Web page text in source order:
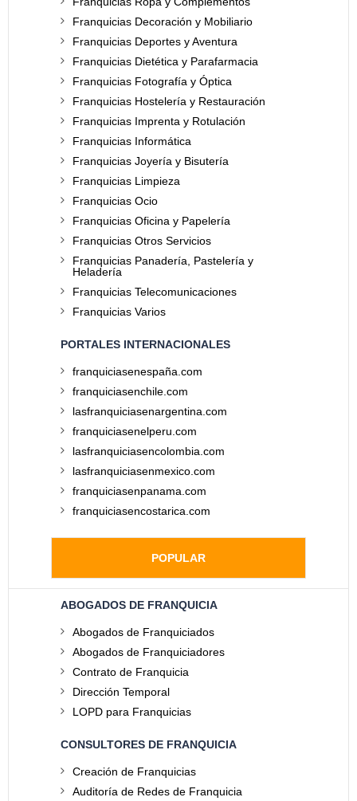
Franquicias Decoración y Mobiliario
Franquicias Deportes y Aventura
Franquicias Dietética y Parafarmacia
Franquicias Fotografía y Óptica
Franquicias Hostelería y Restauración
Franquicias Imprenta y Rotulación
Franquicias Informática
Franquicias Joyería y Bisutería
Franquicias Limpieza
Franquicias Ocio
Franquicias Oficina y Papelería
Franquicias Otros Servicios
Franquicias Panadería, Pastelería y
Heladería
Franquicias Telecomunicaciones
Franquicias Varios
PORTALES INTERNACIONALES
franquiciasenespaña.com
franquiciasenchile.com
lasfranquiciasenargentina.com
franquiciasenelperu.com
lasfranquiciasencolombia.com
lasfranquiciasenmexico.com
franquiciasenpanama.com
franquiciasencostarica.com
POPULAR
ABOGADOS DE FRANQUICIA
Abogados de Franquiciados
Abogados de Franquiciadores
Contrato de Franquicia
Dirección Temporal
LOPD para Franquicias
CONSULTORES DE FRANQUICIA
Creación de Franquicias
Auditoría de Redes de Franquicia